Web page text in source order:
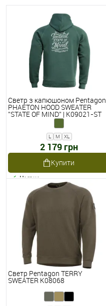
Светр з капюшоном Pentagon
PHAETON HOOD SWEATER
''STATE OF MIND'' | K09021-ST
L M XL
2 179 грн
Купити
Наявне
Светр Pentagon TERRY
SWEATER K08068